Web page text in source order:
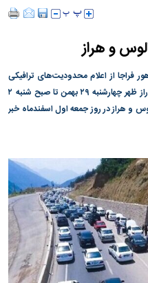
و هراز
فراجا از اعلام محدودیت‌های ترافیکی
پایان هفته در محورهای شمالی و پرتردد کشوراز ظهر چهارشنبه ۲۹ بهمن تا صبح شنبه ۲
و هراز در روز جمعه اول اسفندماه خبر